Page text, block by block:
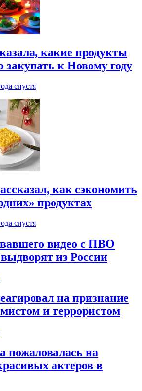
какие продукты
закупать к Новому году
спустя
как сэкономить
продуктах
спустя
видео с ПВО
из России
на признание
и террористом
пожаловалась на
актеров в